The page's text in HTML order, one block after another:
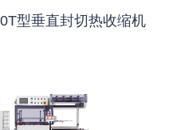
型垂直封切热收缩机